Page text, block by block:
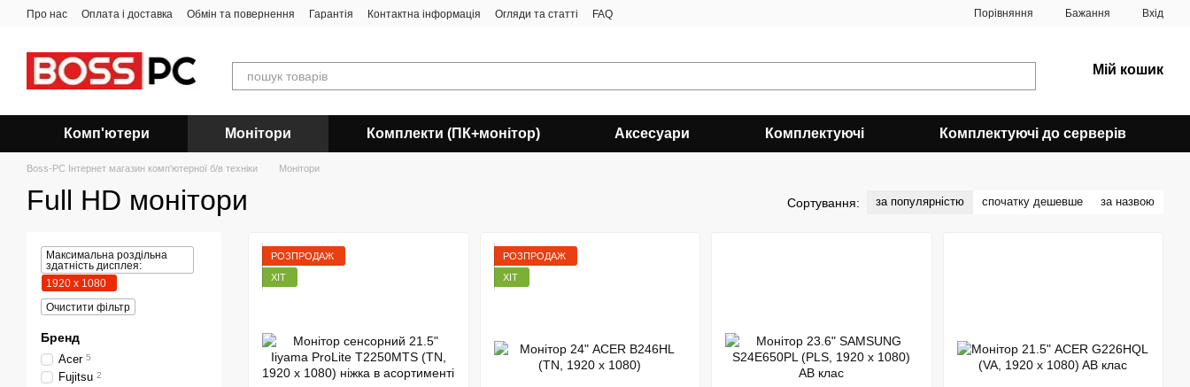
Перейти до основного контенту
Про нас Оплата і доставка Обмін та повернення Гарантія Контактна інформація Огляди та статті FAQ Порівняння Бажання Вхід
Мій кошик
Комп'ютери Монітори Комплекти (ПК+монітор) Аксесуари Комплектуючі Комплектуючі до серверів
Boss-PC Інтернет магазин комп'ютерної б/в техніки Монітори
Full HD монітори Сортування: за популярністю спочатку дешевше за назвою
РОЗПРОДАЖ
ХІТ
РОЗПРОДАЖ
ХІТ
Максимальна роздільна
здатність дисплея:
1920 x 1080
Очистити фільтр
Бренд
Acer 5
Fujitsu 2